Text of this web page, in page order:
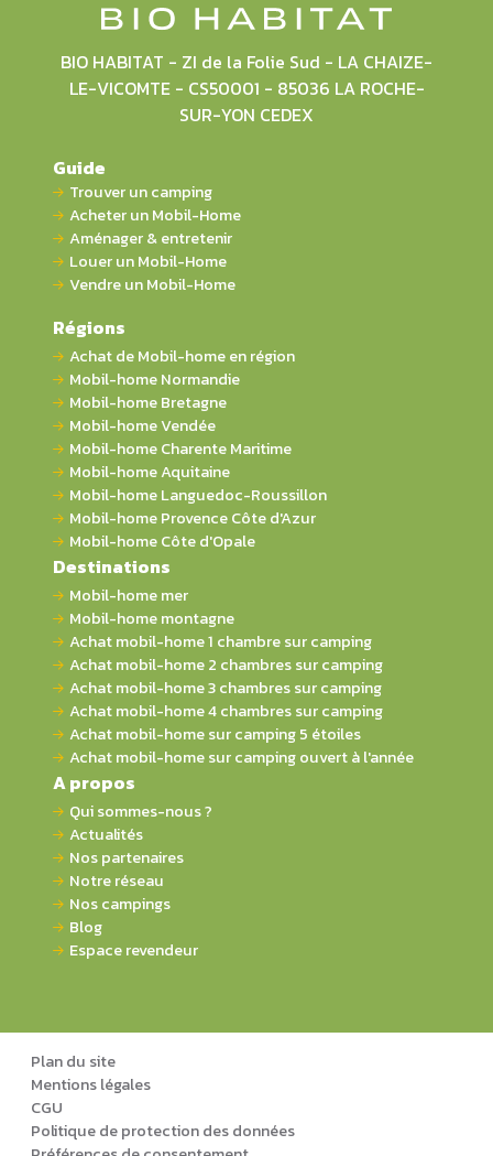
BIO HABITAT - ZI de la Folie Sud - LA CHAIZE-
LE-VICOMTE - CS50001 - 85036 LA ROCHE-
SUR-YON CEDEX
Guide
Trouver un camping
Acheter un Mobil-Home
Aménager & entretenir
Louer un Mobil-Home
Vendre un Mobil-Home
Régions
Achat de Mobil-home en région
Mobil-home Normandie
Mobil-home Bretagne
Mobil-home Vendée
Mobil-home Charente Maritime
Mobil-home Aquitaine
Mobil-home Languedoc-Roussillon
Mobil-home Provence Côte d'Azur
Mobil-home Côte d'Opale
Destinations
Mobil-home mer
Mobil-home montagne
Achat mobil-home 1 chambre sur camping
Achat mobil-home 2 chambres sur camping
Achat mobil-home 3 chambres sur camping
Achat mobil-home 4 chambres sur camping
Achat mobil-home sur camping 5 étoiles
Achat mobil-home sur camping ouvert à l'année
A propos
Qui sommes-nous ?
Actualités
Nos partenaires
Notre réseau
Nos campings
Blog
Espace revendeur
Plan du site
Mentions légales
CGU
Politique de protection des données